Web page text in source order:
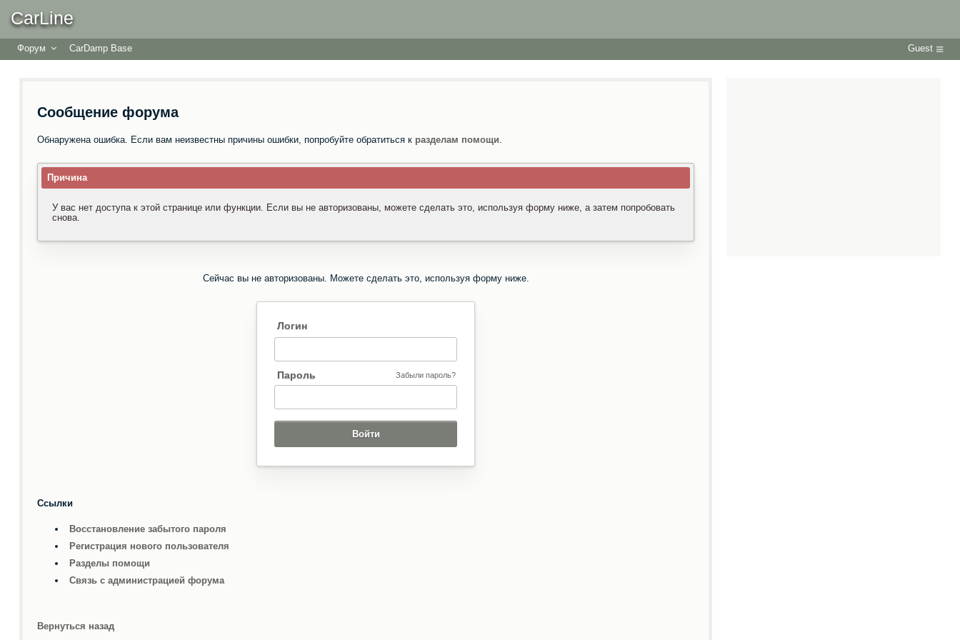
CarLine
Форум CarDamp Base Guest
Сообщение форума
Обнаружена ошибка. Если вам неизвестны причины ошибки, попробуйте обратиться к разделам помощи.
Причина
У вас нет доступа к этой странице или функции. Если вы не авторизованы, можете сделать это, используя форму ниже, а затем попробовать
снова.
Сейчас вы не авторизованы. Можете сделать это, используя форму ниже.
Логин
Пароль Забыли пароль?
Ссылки
Восстановление забытого пароля
Регистрация нового пользователя
Разделы помощи
Связь с администрацией форума
Вернуться назад